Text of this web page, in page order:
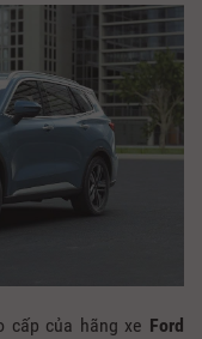
cấp của hãng xe Ford